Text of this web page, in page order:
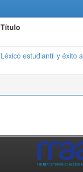
Título
Léxico estudiantil y éxito